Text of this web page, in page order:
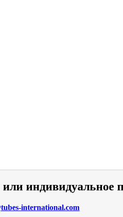
индивидуальное
international.com